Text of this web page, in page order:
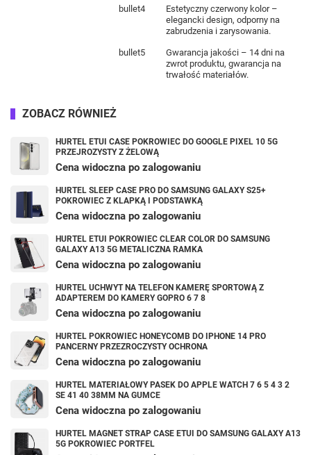
bullet4
Estetyczny czerwony kolor –
elegancki design, odporny na
zabrudzenia i zarysowania.
bullet5
Gwarancja jakości – 14 dni na
zwrot produktu, gwarancja na
trwałość materiałów.
ZOBACZ RÓWNIEŻ
HURTEL ETUI CASE POKROWIEC DO GOOGLE PIXEL 10 5G
PRZEJROZYSTY Z ŻELOWĄ
Cena widoczna po zalogowaniu
HURTEL SLEEP CASE PRO DO SAMSUNG GALAXY S25+
POKROWIEC Z KLAPKĄ I PODSTAWKĄ
Cena widoczna po zalogowaniu
HURTEL ETUI POKROWIEC CLEAR COLOR DO SAMSUNG
GALAXY A13 5G METALICZNA RAMKA
Cena widoczna po zalogowaniu
HURTEL UCHWYT NA TELEFON KAMERĘ SPORTOWĄ Z
ADAPTEREM DO KAMERY GOPRO 6 7 8
Cena widoczna po zalogowaniu
HURTEL POKROWIEC HONEYCOMB DO IPHONE 14 PRO
PANCERNY PRZEZROCZYSTY OCHRONA
Cena widoczna po zalogowaniu
HURTEL MATERIAŁOWY PASEK DO APPLE WATCH 7 6 5 4 3 2
SE 41 40 38MM NA GUMCE
Cena widoczna po zalogowaniu
HURTEL MAGNET STRAP CASE ETUI DO SAMSUNG GALAXY A13
5G POKROWIEC PORTFEL